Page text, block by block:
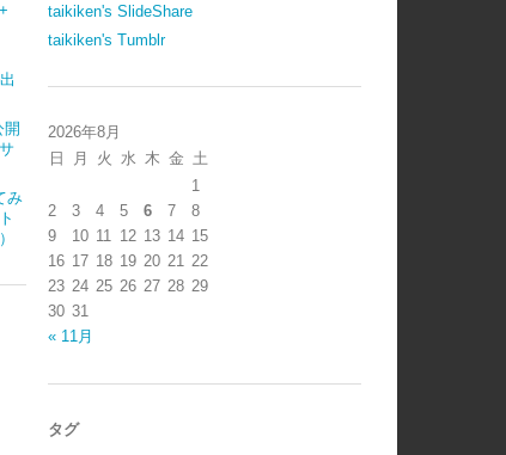
開
み
taikiken's SlideShare
taikiken's Tumblr
2026年8月
日
月 火 水 木 金 土
1
2
3 4 5 6 7
8
9
10 11 12 13 14 15
16 17 18 19 20 21 22
23 24 25 26 27 28 29
30 31
« 11月
タグ